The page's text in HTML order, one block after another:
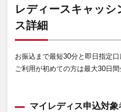
レディースキャッシ
ス詳細
お振込まで最短30分と即日指定口
ご利用が初めての方は最大30日間
マイレディス申込対象